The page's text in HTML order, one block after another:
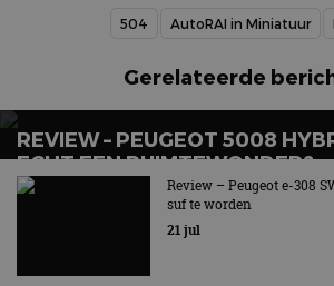
504 AutoRAI in Miniatuur
Gerelateerde
REVIEW – PEUGEOT 5008
ECHT EEN RUIMTEWONDER?
Gul en zuinig tegelijk!Review – Peugeot e-308
suf te worden
21 jul